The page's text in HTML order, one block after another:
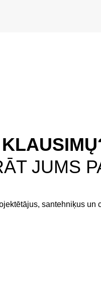
JUMS
santehniķus